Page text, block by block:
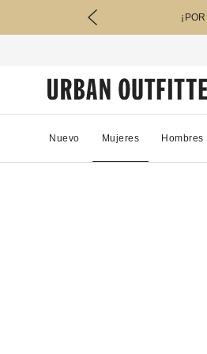
Nuevo Mujeres Hombres